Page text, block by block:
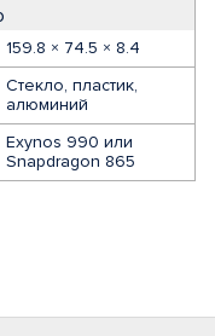
159.8 × 74.5 × 8.4
Стекло, пластик,
алюминий
Exynos 990 или
Snapdragon 865